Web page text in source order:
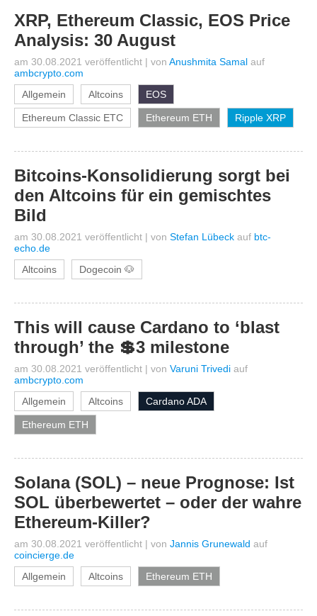
XRP, Ethereum Classic, EOS Price
Analysis: 30 August
am 30.08.2021 veröffentlicht | von Anushmita Samal auf
ambcrypto.com
Allgemein
Altcoins EOS
Ethereum Classic ETC Ethereum ETH Ripple XRP
Bitcoins-Konsolidierung sorgt bei
den Altcoins für ein gemischtes
Bild
am 30.08.2021 veröffentlicht | von Stefan Lübeck auf btc-
echo.de
Altcoins
Dogecoin 🐶
This will cause Cardano to ‘blast
through’ the 💲3 milestone
am 30.08.2021 veröffentlicht | von Varuni Trivedi auf
ambcrypto.com
Allgemein
Altcoins Cardano ADA
Ethereum ETH
Solana (SOL) – neue Prognose: Ist
SOL überbewertet – oder der wahre
Ethereum-Killer?
am 30.08.2021 veröffentlicht | von Jannis Grunewald auf
coincierge.de
Allgemein
Altcoins Ethereum ETH